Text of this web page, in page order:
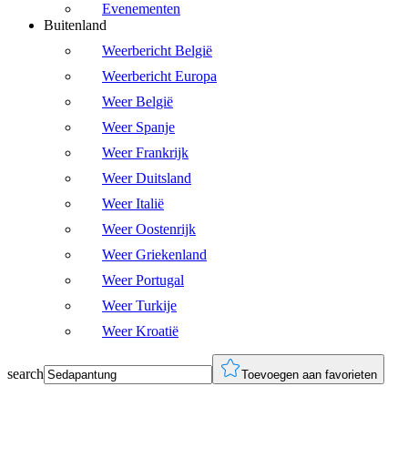
Evenementen
Buitenland
Weerbericht België
Weerbericht Europa
Weer België
Weer Spanje
Weer Frankrijk
Weer Duitsland
Weer Italië
Weer Oostenrijk
Weer Griekenland
Weer Portugal
Weer Turkije
Weer Kroatië
search Toevoegen aan favorieten